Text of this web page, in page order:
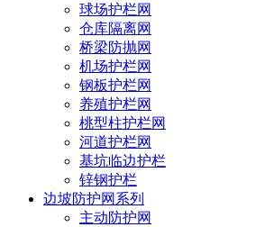
球场护栏网
仓库隔离网
桥梁防抛网
机场护栏网
钢板护栏网
养殖护栏网
桃型柱护栏网
河道护栏网
基坑临边护栏
锌钢护栏
边坡防护网系列
主动防护网